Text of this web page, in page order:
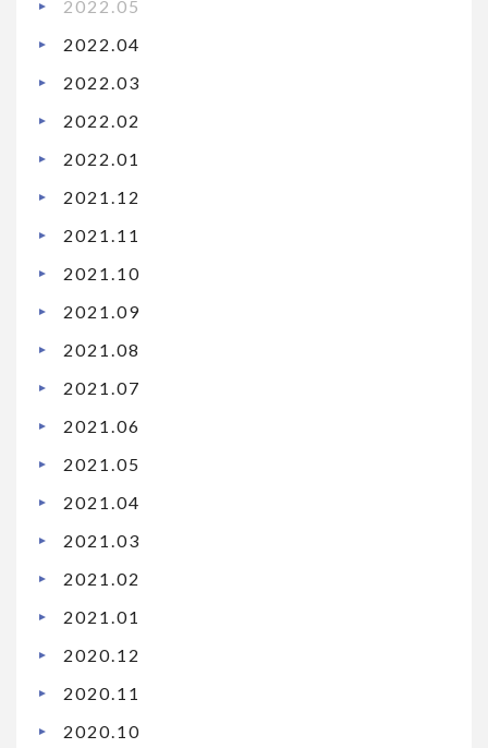
2022.05
2022.04
2022.03
2022.02
2022.01
2021.12
2021.11
2021.10
2021.09
2021.08
2021.07
2021.06
2021.05
2021.04
2021.03
2021.02
2021.01
2020.12
2020.11
2020.10